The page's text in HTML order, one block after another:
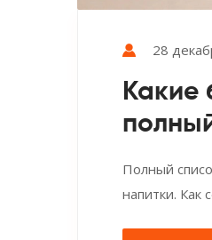
28
Какие
Полный
напитки. Как